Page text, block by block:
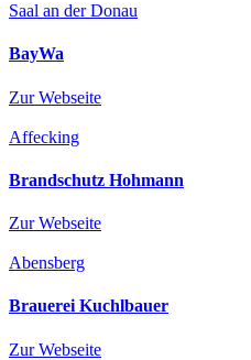
Saal an der Donau
BayWa
Zur Webseite
Affecking
Brandschutz Hohmann
Zur Webseite
Abensberg
Brauerei Kuchlbauer
Zur Webseite